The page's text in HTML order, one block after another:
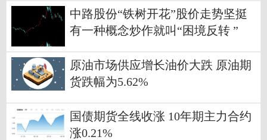
中路股份“铁树开花”股价走势坚挺
有一种概念炒作就叫“困境反转 ”
原油市场供应增长油价大跌 原油期
货跌幅为5.62%
国债期货全线收涨 10年期主力合约
涨0.21%